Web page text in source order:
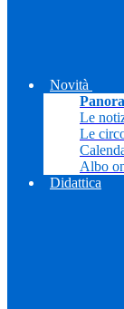
Novità
Le
Le
Albo
Didattica